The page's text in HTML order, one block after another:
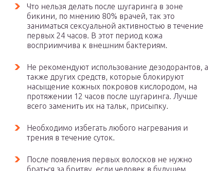
Что нельзя делать после шугаринга в зоне
бикини, по мнению 80% врачей, так это
заниматься сексуальной активностью в течение
первых 24 часов. В этот период кожа
восприимчива к внешним бактериям.
Не рекомендуют использование дезодорантов, а
также других средств, которые блокируют
насыщение кожных покровов кислородом, на
протяжении 12 часов после шугаринга. Лучше
всего заменить их на тальк, присыпку.
Необходимо избегать любого нагревания и
трения в течение суток.
После появления первых волосков не нужно
браться за бритву, если человек в будущем